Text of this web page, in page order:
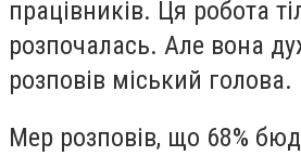
працівників. Ця робота
розпочалась. Але вона
розповів міський голова.
Мер розповів, що 68%